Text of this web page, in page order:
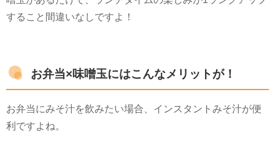
すること間違いなしですよ！
お弁当×味噌玉にはこんなメリットが！
お弁当にみそ汁を飲みたい場合、インスタントみそ汁が便
利ですよね。